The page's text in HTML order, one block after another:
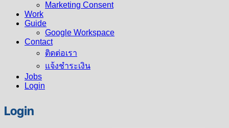
Marketing Consent
Work
Guide
Google Workspace
Contact
ติดต่อเรา
แจ้งชำระเงิน
Jobs
Login
Login